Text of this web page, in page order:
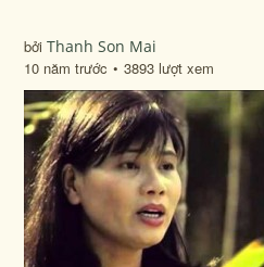
bởiThanh Son Mai
10 năm trước
3893 lượt xem